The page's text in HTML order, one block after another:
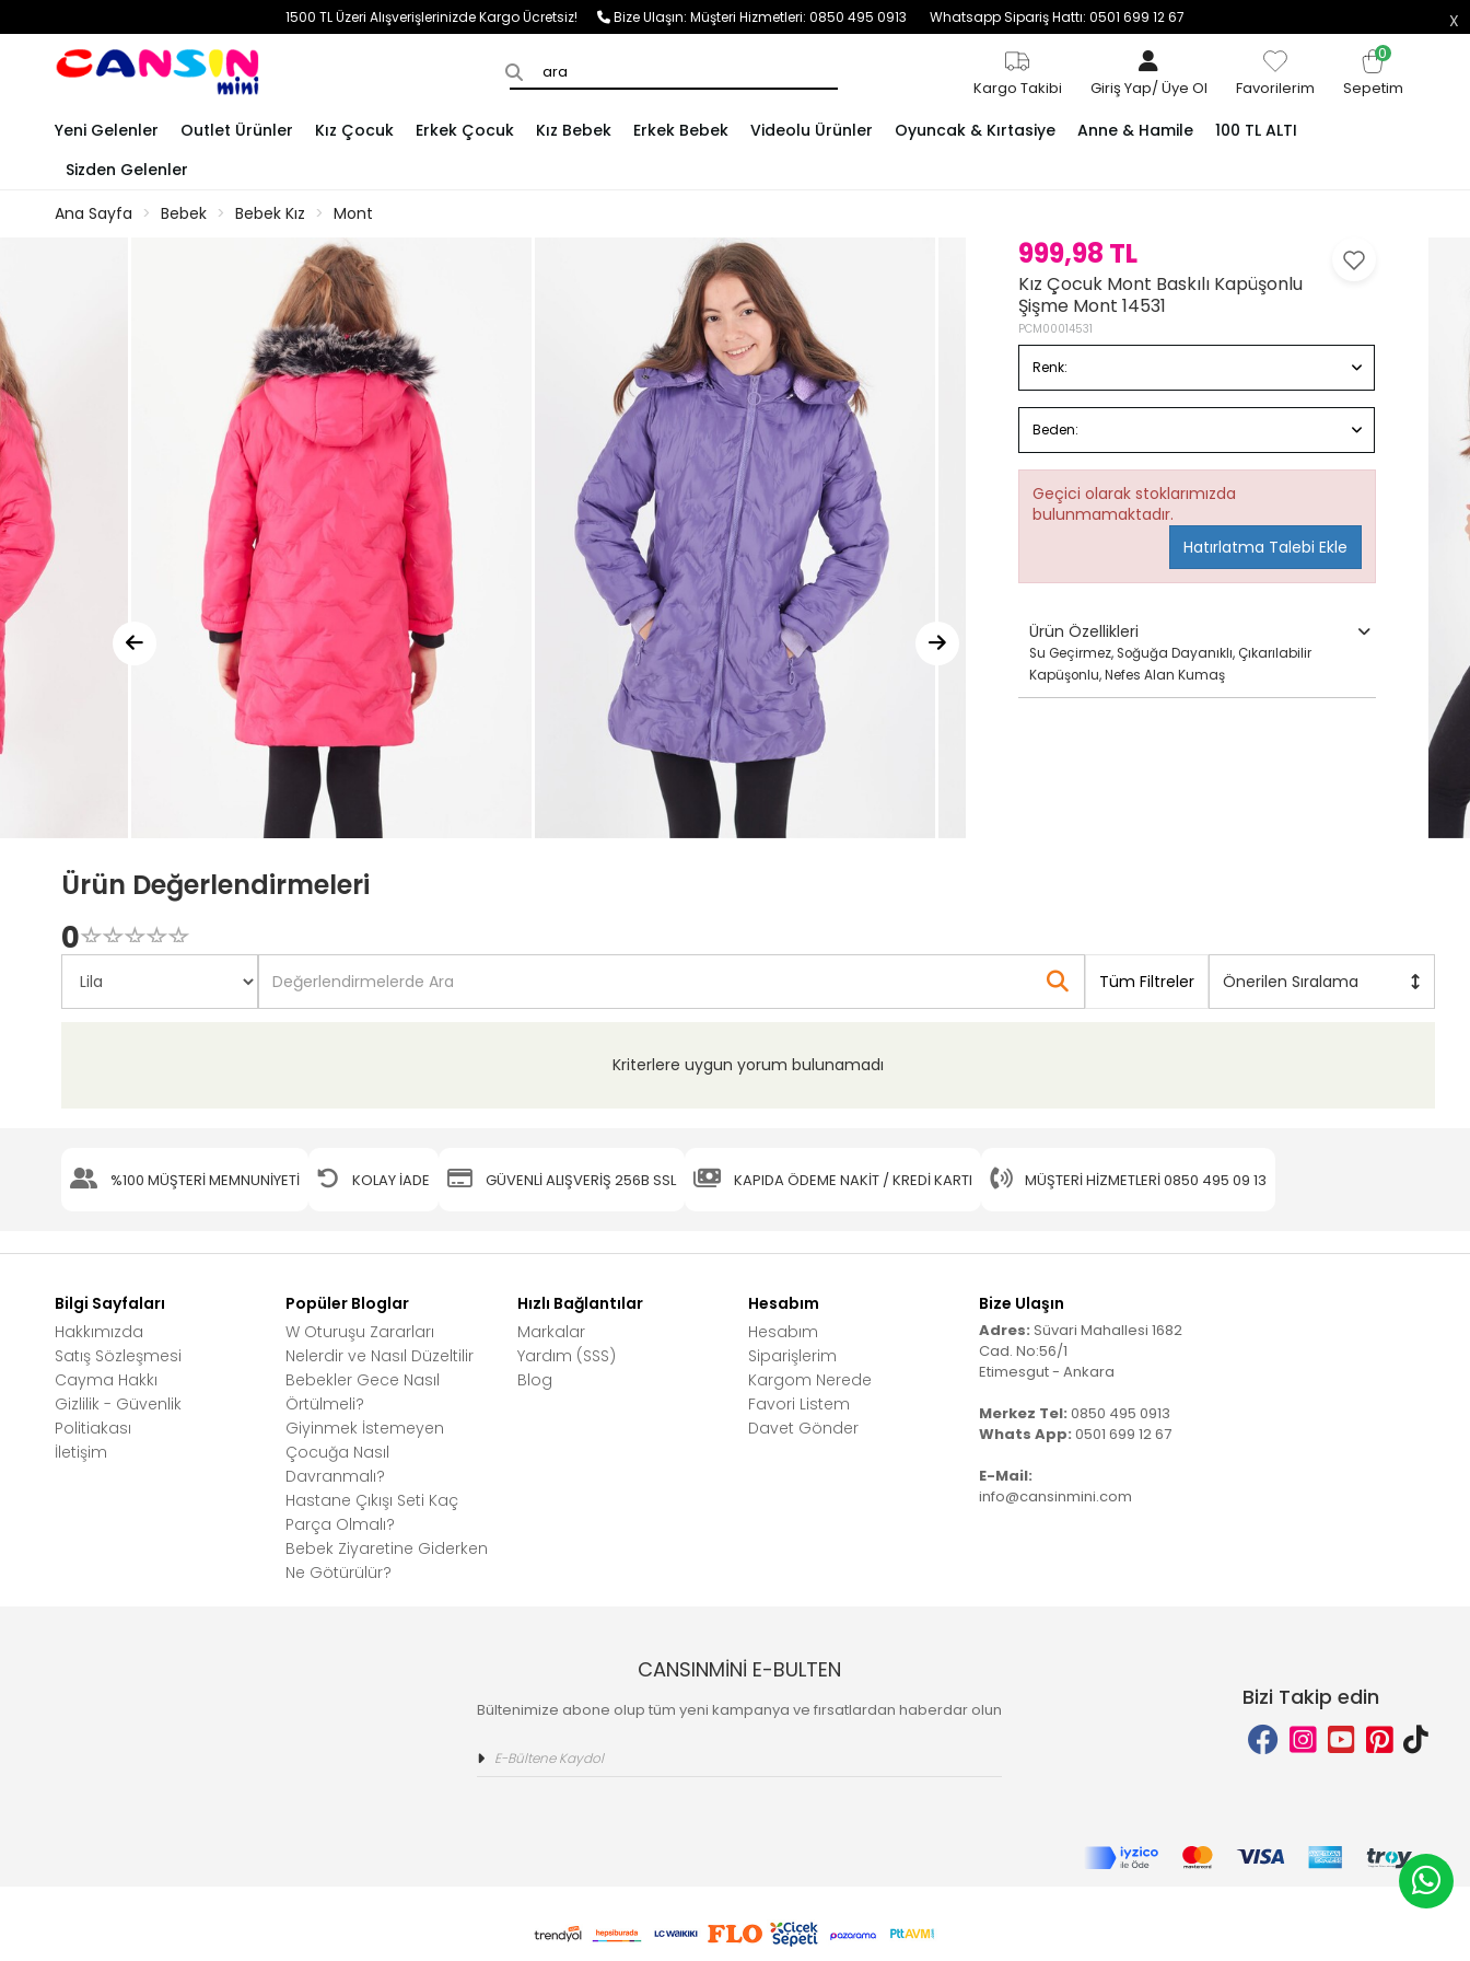
1500 TL Üzeri Alışverişlerinizde Kargo Ücretsiz! Bize Ulaşın: Müşteri Hizmetleri: 0850 495 0913 Whatsapp Sipariş Hattı: 0501 699 12 67
Kargo Takibi Giriş Yap/Üye Ol Favorilerim
0
Sepetim
Yeni Gelenler Outlet Ürünler Kız Çocuk Erkek Çocuk Kız Bebek Erkek Bebek Videolu Ürünler Oyuncak & Kırtasiye Anne & Hamile
100 TL ALTI
Sizden Gelenler
Ana Sayfa
Bebek Bebek Kız Mont
999,98 TL
Kız Çocuk Mont Baskılı Kapüşonlu
Şişme Mont 14531
PCM00014531
Renk:
Beden:
Geçici olarak stoklarımızda
bulunmamaktadır.
Hatırlatma Talebi Ekle
Ürün Özellikleri
Su Geçirmez, Soğuğa Dayanıklı, Çıkarılabilir
Kapüşonlu, Nefes Alan Kumaş
Ürün Değerlendirmeleri
0☆☆☆☆☆
★★★★★
Tüm Filtreler Önerilen Sıralama
Kriterlere uygun yorum bulunamadı
%100 MÜŞTERİ MEMNUNİYETİ KOLAY İADE GÜVENLİ ALIŞVERİŞ 256B SSL KAPIDA ÖDEME NAKİT / KREDİ KARTI MÜŞTERI HIZMETLERI0850 495 09 13
Bilgi Sayfaları
Hakkımızda
Satış Sözleşmesi
Cayma Hakkı
Gizlilik - Güvenlik
Politiakası
İletişim
Popüler Bloglar
W Oturuşu Zararları
Nelerdir ve Nasıl Düzeltilir
Bebekler Gece Nasıl
Örtülmeli?
Giyinmek İstemeyen
Çocuğa Nasıl
Davranmalı?
Hastane Çıkışı Seti Kaç
Parça Olmalı?
Bebek Ziyaretine Giderken
Ne Götürülür?
Hızlı Bağlantılar
Markalar
Yardım (SSS)
Blog
Hesabım
Hesabım
Siparişlerim
Kargom Nerede
Favori Listem
Davet Gönder
Bize Ulaşın
Adres: Süvari Mahallesi 1682
Cad. No:56/1
Etimesgut - Ankara
Merkez Tel: 0850 495 0913
Whats App: 0501 699 12 67
E-Mail:
info@cansinmini.com
CANSINMİNİ E-BULTEN
Bültenimize abone olup tüm yeni kampanya ve fırsatlardan haberdar olun Bizi Takip edin